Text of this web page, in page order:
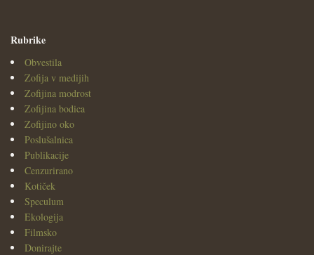
Rubrike
Obvestila
Zofija v medijih
Zofijina modrost
Zofijina bodica
Zofijino oko
Poslušalnica
Publikacije
Cenzurirano
Kotiček
Speculum
Ekologija
Filmsko
Donirajte